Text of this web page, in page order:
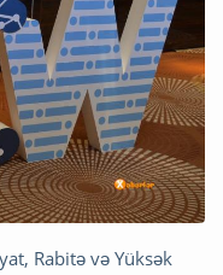
Rabitə və Yüksək